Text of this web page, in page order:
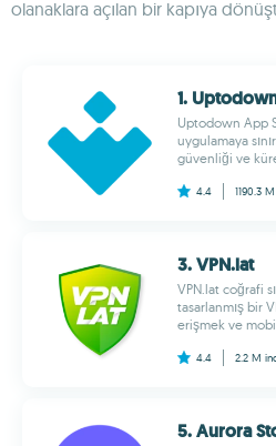
olanaklara açılan bir kapıya
1.
Uptodown App
uygulamaya
güvenliği ve
4.4 1190.3 M
3. VPN.lat
VPN.lat coğrafi
tasarlanmış bir
erişmek ve
4.4 2.2 M
5. Aurora